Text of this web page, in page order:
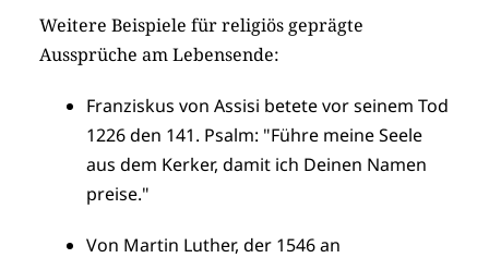
Weitere Beispiele für religiös geprägte
Aussprüche am Lebensende:
Franziskus von Assisi betete vor seinem Tod
1226 den 141. Psalm: "Führe meine Seele
aus dem Kerker, damit ich Deinen Namen
preise."
Von Martin Luther, der 1546 an